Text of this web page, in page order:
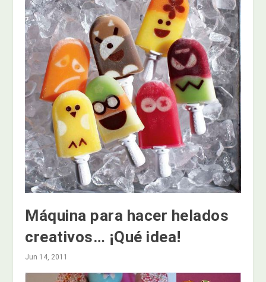
Máquina para hacer helados
creativos… ¡Qué idea!
Jun 14, 2011